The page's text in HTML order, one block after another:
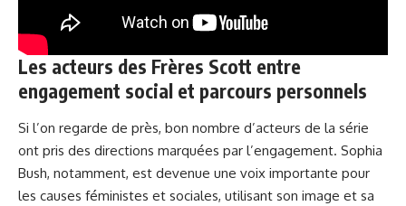
Les acteurs des Frères Scott entre
engagement social et parcours personnels
Si l’on regarde de près, bon nombre d’acteurs de la série
ont pris des directions marquées par l’engagement. Sophia
Bush, notamment, est devenue une voix importante pour
les causes féministes et sociales, utilisant son image et sa